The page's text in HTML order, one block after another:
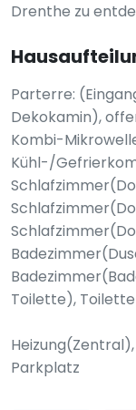
Drenthe zu
Parterre:
Dekokamin),
Kombi-
Kühl-/
Toilette),
Parkplatz